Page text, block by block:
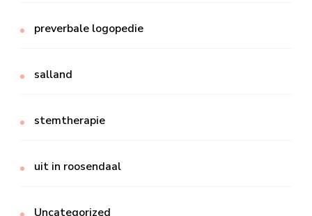
preverbale logopedie
salland
stemtherapie
uit in roosendaal
Uncategorized